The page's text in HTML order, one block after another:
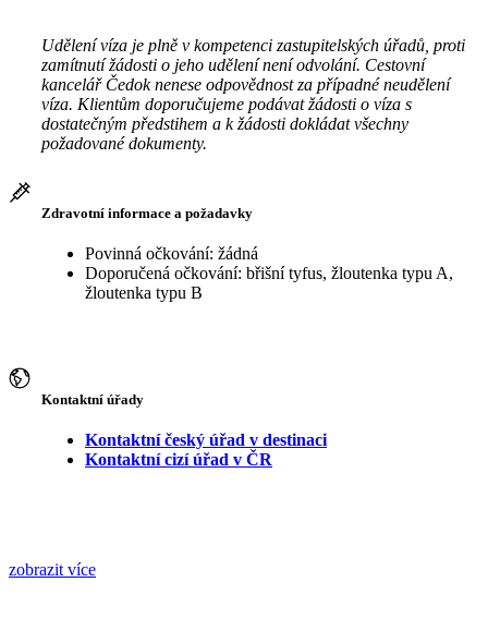
Udělení víza je plně v kompetenci zastupitelských úřadů, proti
zamítnutí žádosti o jeho udělení není odvolání. Cestovní
kancelář Čedok nenese odpovědnost za případné neudělení
víza. Klientům doporučujeme podávat žádosti o víza s
dostatečným předstihem a k žádosti dokládat všechny
požadované dokumenty.
Zdravotní informace a požadavky
Povinná očkování: žádná
Doporučená očkování: břišní tyfus, žloutenka typu A,
žloutenka typu B
Kontaktní úřady
Kontaktní český úřad v destinaci
Kontaktní cizí úřad v ČR
zobrazit více